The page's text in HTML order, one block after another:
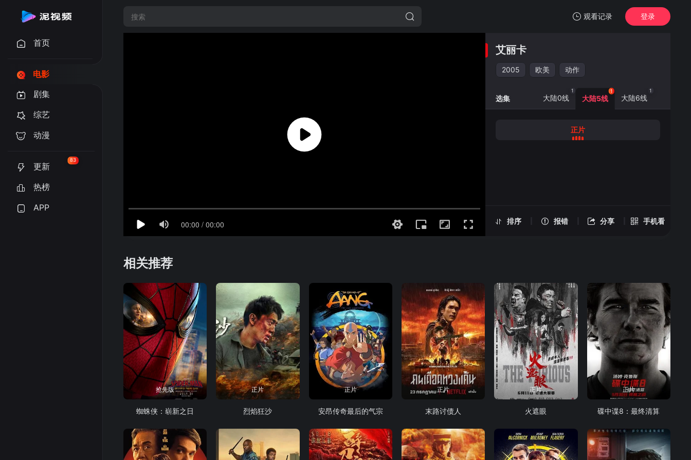
观看记录
我的观影记录
艾丽卡
登录
首页
电影
剧集
综艺
动漫
更新
83
热榜
APP
艾丽卡
2005 欧美 动作
排序 报错 分享 手机看
艾丽卡 -正片
选集 大陆0线
1
大陆5线
1
大陆6线
1
正片
相关推荐
抢先版
蜘蛛侠：崭新之日
正片
烈焰狂沙
正片
安昂传奇最后的气宗
正片
末路讨债人
正片
火遮眼
正片
碟中谍8：最终清算